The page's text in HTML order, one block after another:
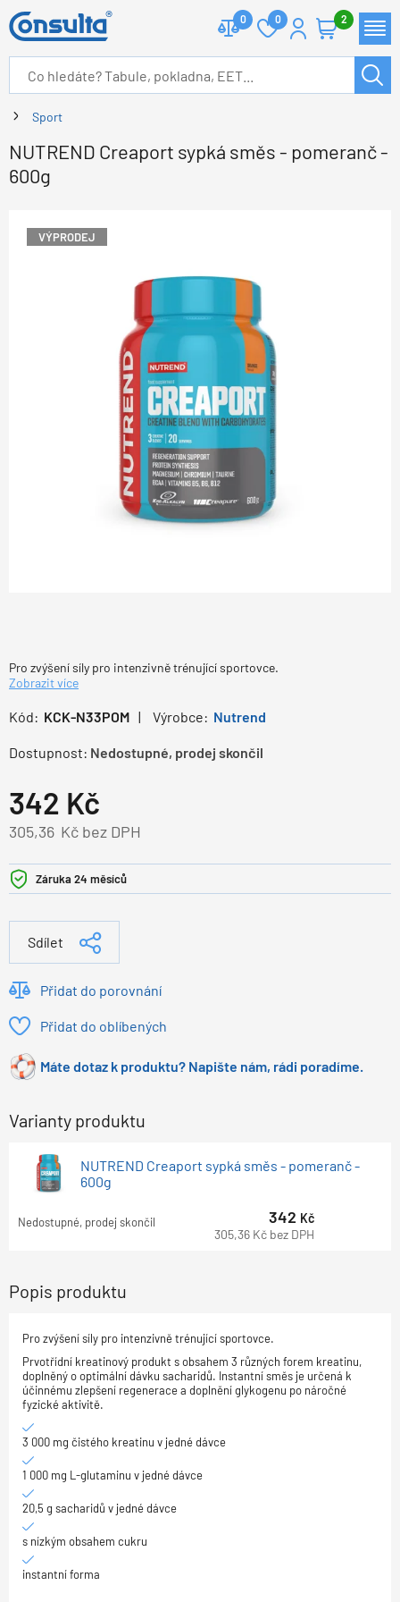
0 0 2
Sport
NUTREND Creaport sypká směs - pomeranč -
600g
VÝPRODEJ
Pro zvýšení síly pro intenzivně trénující sportovce.
Zobrazit více
Kód: KCK-N33POM Výrobce: Nutrend
Dostupnost: Nedostupné, prodej skončil
342 Kč
Kč bez DPH
305,36
Záruka 24 měsíců
Sdílet
Přidat do porovnání
Přidat do oblíbených
Máte dotaz k produktu? Napište nám, rádi poradíme.
Varianty produktu
NUTREND Creaport sypká směs - pomeranč -
600g
Nedostupné, prodej skončil 342 Kč
305,36 Kč bez DPH
Popis produktu
Pro zvýšení síly pro intenzivně trénující sportovce.
Prvotřídní kreatinový produkt s obsahem 3 různých forem kreatinu,
doplněný o optimální dávku sacharidů. Instantní směs je určená k
účinnému zlepšení regenerace a doplnění glykogenu po náročné
fyzické aktivitě.
3 000 mg čistého kreatinu v jedné dávce
1 000 mg L-glutaminu v jedné dávce
20,5 g sacharidů v jedné dávce
s nízkým obsahem cukru
instantní forma